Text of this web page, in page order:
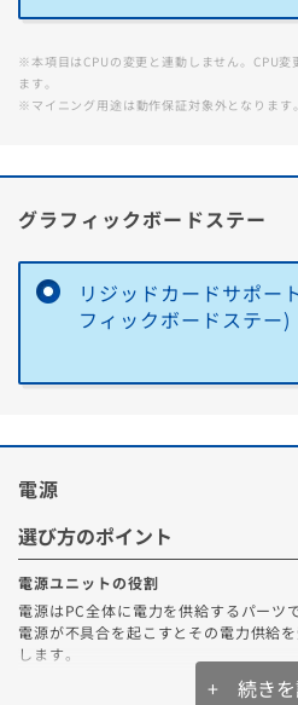
新品のパーツ・周辺機器
購入時のPC下取り
※本項目はCPUの変更と連動しません。CPU変
ます。
※マイニング用途は動作保証対象外となります。
グラフィックボードステー
リジッドカードサポー
フィックボードステー)
電源
選び方のポイント
電源ユニットの役割
電源はPC全体に電力を供給するパーツで
電源が不具合を起こすとその電力供給
します。
なのでより容量があり、高効率の電源
+ 続きを
す。
データ復旧サービ